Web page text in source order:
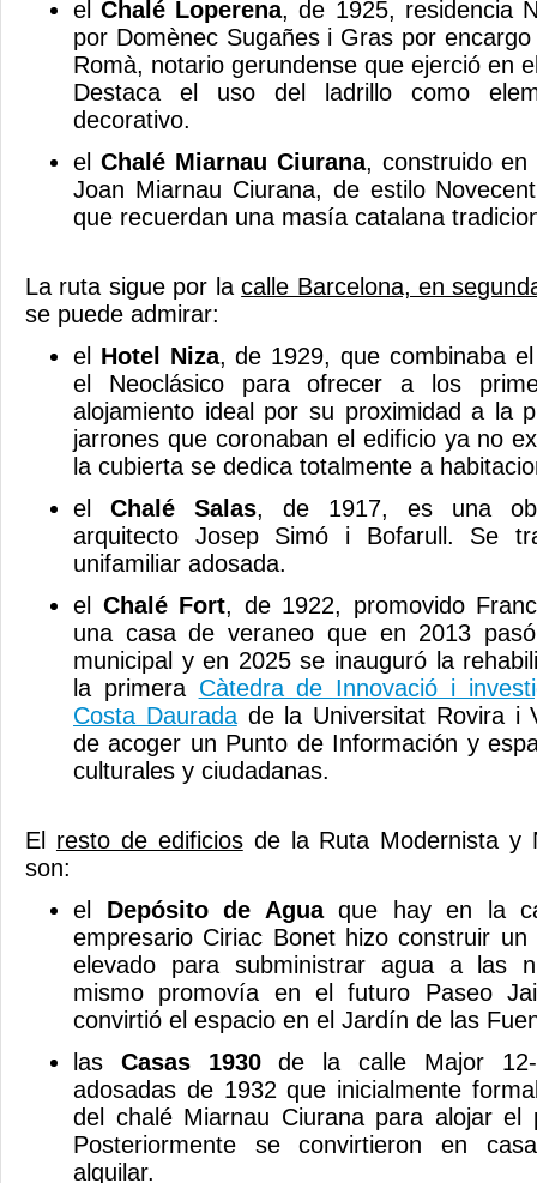
elChalé Loperena, de 1925, residencia
por Domènec Sugañes i Gras por
Romà, notario gerundense que ejerció en
Destaca el uso del ladrillo como
decorativo.
el Chalé Miarnau Ciurana, construido en
Joan Miarnau Ciurana, de estilo
que recuerdan una masía catalana
La ruta sigue por lacalle Barcelona, en
se puede admirar:
el Hotel Niza, de 1929, que combinaba
el Neoclásico para ofrecer a los
alojamiento ideal por su proximidad a la
jarrones que coronaban el edificio ya no
la cubierta se dedica totalmente a
el Chalé Salas, de 1917, es una
arquitecto Josep Simó i Bofarull. Se
unifamiliar adosada.
el Chalé Fort, de 1922, promovido
una casa de veraneo que en 2013
municipal y en 2025 se inauguró la
la primera Càtedra de Innovació i
Costa Dauradade la Universitat Rovira i
de acoger un Punto de Información y
culturales y ciudadanas.
El resto de edificiosde la Ruta Modernista y
son:
el Depósito de Aguaque hay en la
empresario Ciriac Bonet hizo construir
elevado para subministrar agua a las
mismo promovía en el futuro Paseo
convirtió el espacio en el Jardín de las
las Casas 1930de la calle Major 12-
adosadas de 1932 que inicialmente
del chalé Miarnau Ciurana para alojar el
Posteriormente se convirtieron en
alquilar.